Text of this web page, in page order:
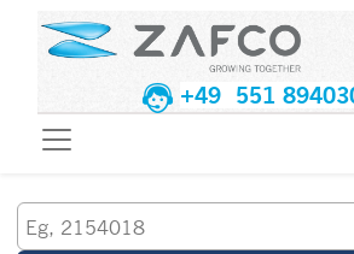
+49 551